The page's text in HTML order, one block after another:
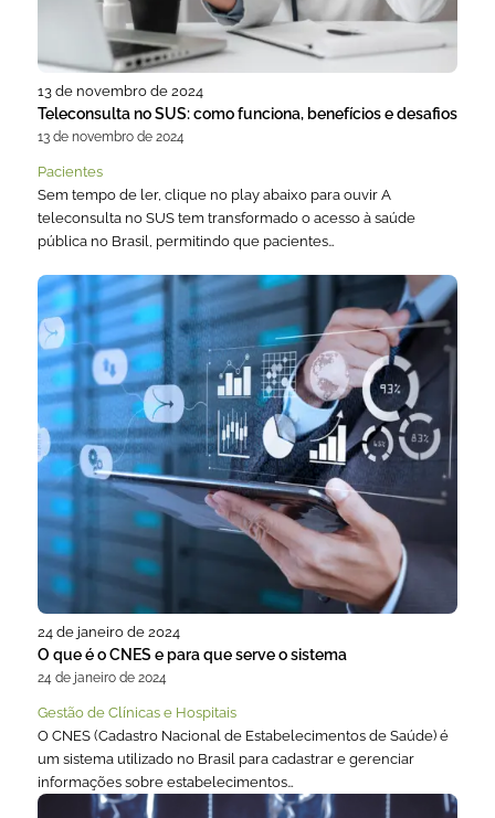
13 de novembro de 2024
Teleconsulta no SUS: como funciona, benefícios e desafios
13 de novembro de 2024
Pacientes
Sem tempo de ler, clique no play abaixo para ouvir A
teleconsulta no SUS tem transformado o acesso à saúde
pública no Brasil, permitindo que pacientes…
24 de janeiro de 2024
O que é o CNES e para que serve o sistema
24 de janeiro de 2024
Gestão de Clínicas e Hospitais
O CNES (Cadastro Nacional de Estabelecimentos de Saúde) é
um sistema utilizado no Brasil para cadastrar e gerenciar
informações sobre estabelecimentos…